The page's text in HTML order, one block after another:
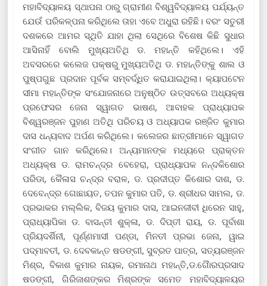
ମହାବିଦ୍ୟାଳୟ ସ୍ଥାପନା ଠାରୁ ଗ୍ରାମୀଣ ବିଶ୍ୱବିଦ୍ୟାଳୟ ପର୍ଯ୍ୟନ୍ତ
ଯେଉଁ ପରିକଳ୍ପନା କରିଥିଲେ ତାହା ଏବେ ଅଧୁରା ରହିଛି। ବରଂ ସତୁରୀ
ଦଶକରେ ଆମର ସ୍ଥିତି ଯାହା ଥିଲା ସେଥିରେ ବିଶେଷ କିଛି ସୁଧାର
ଆସିନାହିଁ ବୋଲି ମୁଖ୍ୟଅତିଥି ଡ. ମହାନ୍ତି କହିଥିଲେ। ଏହି
ଅବସରରେ କଲେଜ ପକ୍ଷରୁ ମୁଖ୍ୟଅତିଥି ଡ. ମହାନ୍ତିଙ୍କୁ ଶାଲ ଓ
ପୁଷ୍ପଗୁଛ ପ୍ରଦାନ ପୂର୍ବକ ସମ୍ବର୍ଦ୍ଧିତ କରାଯାଇଥିଲା। କ୍ୟାପଟେନ
ସୀମା ମହାନ୍ତିଙ୍କ ସଂଯୋଜନାରେ ଅନୁଷ୍ଠିତ ଉତ୍ସବରେ ଅଧ୍ୟକ୍ଷ
ପ୍ରଫେସର ଜେନା ସ୍ୱାଗତ ଭାଷଣ, ଆବାହକ ପ୍ରାଧ୍ୟାପକ
ବିଶ୍ୱରଞ୍ଜନ ପୁହାଣ ଅତିଥି ପରିଚୟ ଓ ଅଧ୍ୟାପକ ରଞ୍ଜିତ କୁମାର
ଦାସ ଧନ୍ୟବାଦ ଅର୍ପଣ କରିଥିଲେ। କଲେଜର ଛାତ୍ରୀମାନେ ସ୍ୱାଗତ
ସଂଗୀତ ଗାନ କରିଥିଲେ। ଅନ୍ୟମାନଙ୍କ ମଧ୍ୟରେ ପ୍ରାକ୍ତନ
ଅଧ୍ୟକ୍ଷ ଡ. ରାମଚନ୍ଦ୍ର ବେହେରା, ପ୍ରାଧ୍ୟାପକ ନନ୍ଦକିଶୋର
ପରିଡା, କୈଳାସ ଚନ୍ଦ୍ର ବରାଳ, ଡ. ପ୍ରଦୀପ୍ତ କିଶୋର ଦାଶ, ଡ.
ଦେବେନ୍ଦ୍ର ଗୋଛାୟତ, ତପନ କୁମାର ପତି, ଡ. ଶ୍ରୀଧର ସାମଲ, ଡ.
ପ୍ରଭାକର ମଲ୍ଲିକ, ବିଜୟ କୁମାର ଦାସ, ଆଇନଜୀବୀ ଧିରେନ ସାହୁ,
ପ୍ରାଧ୍ୟାପିକା ଡ. ବାସନ୍ତୀ ଶୁକ୍ଳା, ଡ. ଦିପ୍ତୀ ରାୟ, ଡ. ପୂର୍ବାଶା
ପ୍ରିୟଦର୍ଶିନୀ, ପୂର୍ଣ୍ଣମାସୀ ପଣ୍ଡା, ମିନତୀ ପ୍ରଭା ଜେନା, ୱାଇ
ପଦ୍ମାବତୀ, ଡ. ଦେବକାନ୍ତ ଷଡଙ୍ଗୀ, ସୁବ୍ରତ ପାତ୍ର, ସତ୍ୟରଞ୍ଜନ
ମିଶ୍ର, ବିକାଶ କୁମାର ନାୟକ, ରମାନାଥ ମହାନ୍ତି,ଡ.ଗୈାରପ୍ରସାଦ
ଷଡଙ୍ଗୀ, ଗିରିଜାଶଙ୍କର ମିଶ୍ରଙ୍କ ସମେତ ମହାବିଦ୍ୟାଳୟର